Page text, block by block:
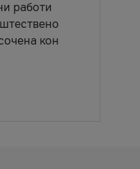
работи
кон